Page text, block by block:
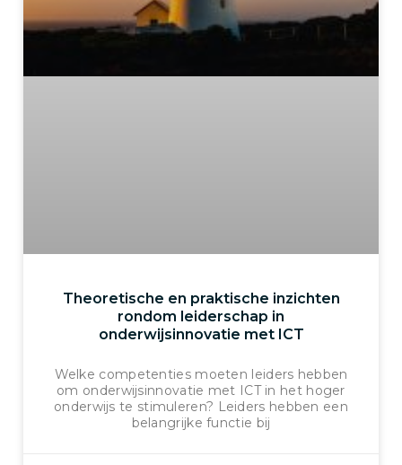
Theoretische en praktische inzichten
rondom leiderschap in
onderwijsinnovatie met ICT
Welke competenties moeten leiders hebben
om onderwijsinnovatie met ICT in het hoger
onderwijs te stimuleren? Leiders hebben een
belangrijke functie bij